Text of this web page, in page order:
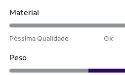
Material
Péssima Qualidade Ok
Peso